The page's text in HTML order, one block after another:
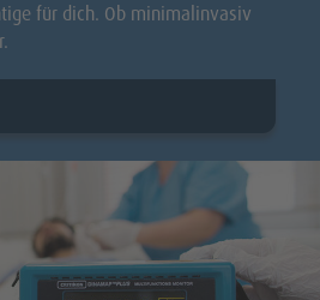
für dich. Ob minimalinvasiv